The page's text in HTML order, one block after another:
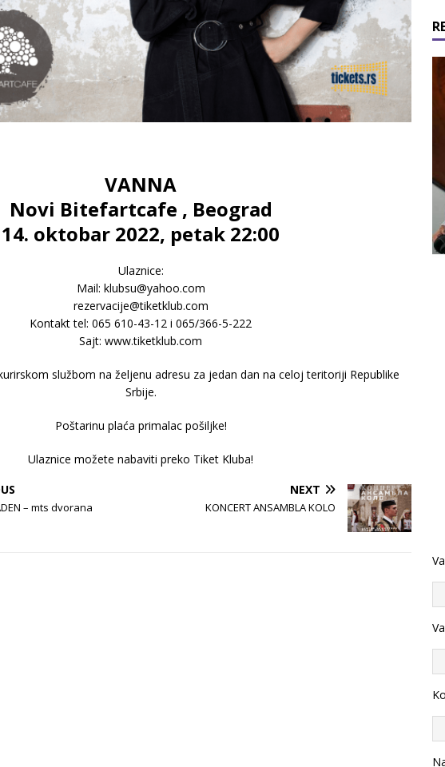
VANNA
Novi Bitefartcafe , Beograd
14. oktobar 2022, petak 22:00
Ulaznice:
Mail: klubsu@yahoo.com
rezervacije@tiketklub.com
Kontakt tel: 065 610-43-12 i 065/366-5-222
Sajt: www.tiketklub.com
službom na željenu adresu za jedan dan na celoj teritoriji Republike
Srbije.
Poštarinu plaća primalac pošiljke!
Ulaznice možete nabaviti preko Tiket Kluba!
– mts dvorana
NEXT
KONCERT ANSAMBLA KOLO